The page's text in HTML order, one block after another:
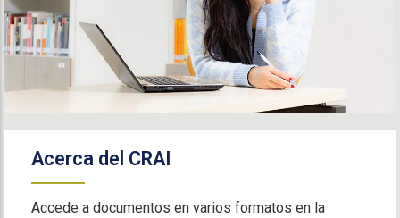
Acerca del CRAI
Accede a documentos en varios formatos en la